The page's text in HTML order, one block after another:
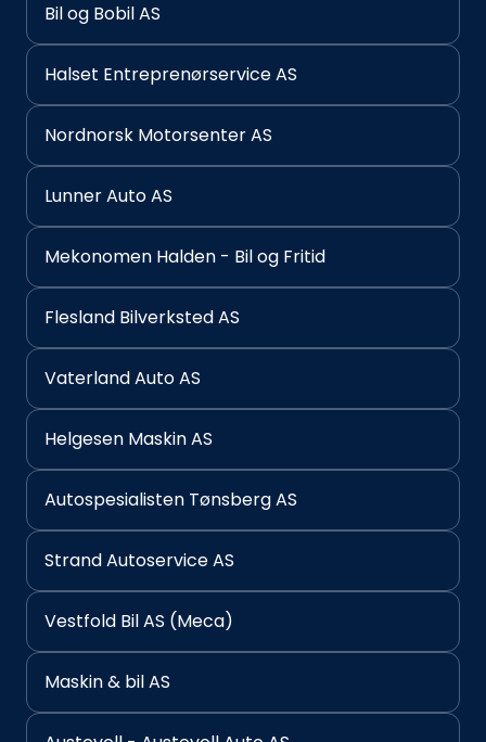
Bil og Bobil AS
Halset Entreprenørservice AS
Nordnorsk Motorsenter AS
Lunner Auto AS
Mekonomen Halden - Bil og Fritid
Flesland Bilverksted AS
Vaterland Auto AS
Helgesen Maskin AS
Autospesialisten Tønsberg AS
Strand Autoservice AS
Vestfold Bil AS (Meca)
Maskin & bil AS